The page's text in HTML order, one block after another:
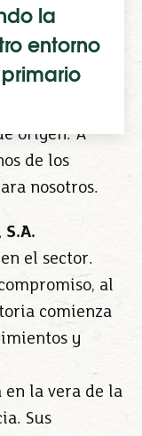
la
entorno
Podemos
de 12
larga y
origen. A
de los
nosotros.
S.A.
el sector.
al
comienza
y
en la vera de la
Sus